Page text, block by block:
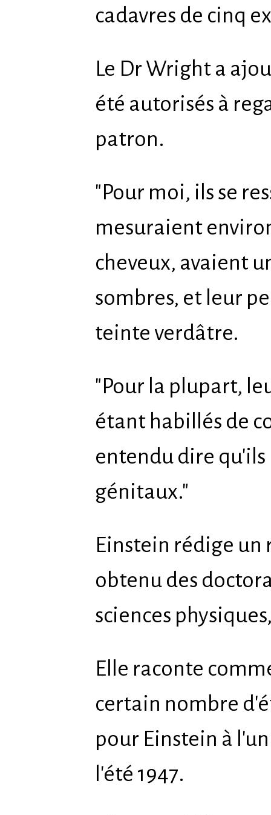
cadavres de cinq
Le Dr Wright a
été autorisés à
patron.
"Pour moi, ils se
mesuraient
cheveux, avaient
sombres, et leur
teinte verdâtre.
"Pour la plupart,
étant habillés de
entendu dire
génitaux."
Einstein rédige
obtenu des
sciences
Elle raconte
certain nombre
pour Einstein à
l'été 1947.